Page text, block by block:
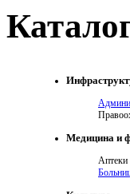
Медицина и
Аптеки